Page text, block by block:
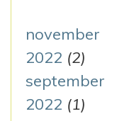
november
2022 (2)
september
2022 (1)